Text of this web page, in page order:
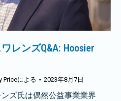
レンズQ&A: Hoosier
Priceによる 2023年8月7日
ズ氏は偶然公益事業業界